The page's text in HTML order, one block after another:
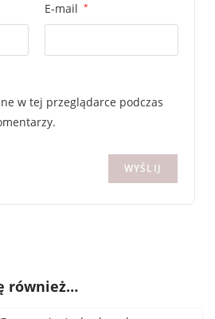
E-mail *
w tej przeglądarce podczas
również…